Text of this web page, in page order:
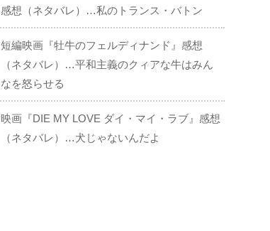
感想（ネタバレ）…私のトランス・バトン
短編映画『牡牛のフェルディナンド』感想
（ネタバレ）…平和主義のクィアな牛はみん
なを怒らせる
映画『DIE MY LOVE ダイ・マイ・ラブ』感想
（ネタバレ）…犬じゃないんだよ